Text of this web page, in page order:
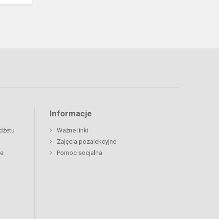
Informacje
Ważne linki
Zajęcia pozalekcyjne
Pomoc socjalna